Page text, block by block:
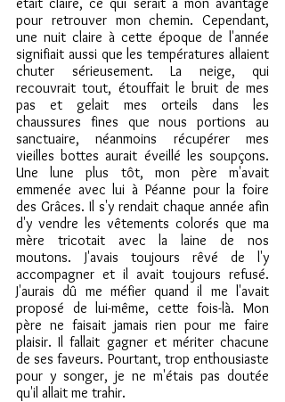
pour retrouver mon chemin. Cependant,
une nuit claire à cette époque de l'année
signifiait aussi que les températures allaient
chuter sérieusement. La neige, qui
recouvrait tout, étouffait le bruit de mes
pas et gelait mes orteils dans les
chaussures fines que nous portions au
sanctuaire, néanmoins récupérer mes
vieilles bottes aurait éveillé les soupçons.
Une lune plus tôt, mon père m'avait
emmenée avec lui à Péanne pour la foire
des Grâces. Il s'y rendait chaque année afin
d'y vendre les vêtements colorés que ma
mère tricotait avec la laine de nos
moutons. J'avais toujours rêvé de l'y
accompagner et il avait toujours refusé.
J'aurais dû me méfier quand il me l'avait
proposé de lui-même, cette fois-là. Mon
père ne faisait jamais rien pour me faire
plaisir. Il fallait gagner et mériter chacune
de ses faveurs. Pourtant, trop enthousiaste
pour y songer, je ne m'étais pas doutée
qu'il allait me trahir.